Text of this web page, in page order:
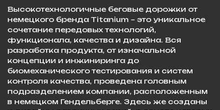
Высокотехнологичные беговые дорожки от
немецкого бренда Titanium – это уникальное
сочетание передовых технологий,
функционала, качества и дизайна. Вся
разработка продукта, от изначальной
концепции и инжиниринга до
биомеханического тестирования и систем
контроля качества, проведена головным
подразделением компании, расположенным
в немецком Гендельберге. Здесь же созданы